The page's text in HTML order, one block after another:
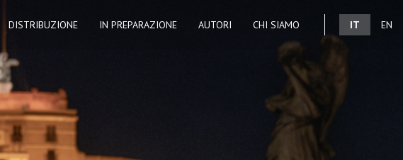
IT EN
DISTRIBUZIONE IN PREPARAZIONE AUTORI CHI SIAMO